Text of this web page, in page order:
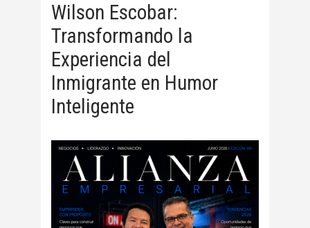
Wilson Escobar:
Transformando la
Experiencia del
Inmigrante en Humor
Inteligente